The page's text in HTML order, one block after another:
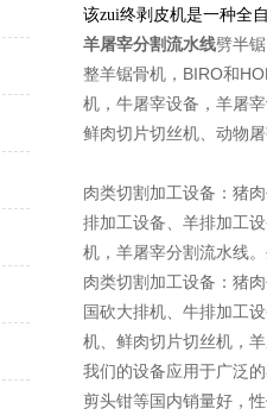
该zui终剥皮机是一种全
羊屠宰分割流水线劈半锯
整羊锯骨机， BIRO和
机，牛屠宰设备，羊屠
鲜肉切片切丝机、动物
肉类切割加工设备：猪
排加工设备、羊排加工
机， 羊屠宰分割流水线。
肉类切割加工设备：猪
国砍大排机、牛排加工
机、鲜肉切片切丝机，
我们的设备应用于广泛
剪头钳等国内销量好，